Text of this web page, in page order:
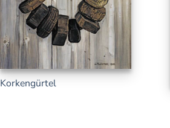
Korkengürtel